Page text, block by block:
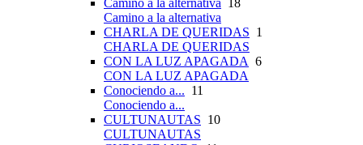
Camino a la alternativa 18
Camino a la alternativa
CHARLA DE QUERIDAS 1
CHARLA DE QUERIDAS
CON LA LUZ APAGADA 6
CON LA LUZ APAGADA
Conociendo a... 11
Conociendo a...
CULTUNAUTAS 10
CULTUNAUTAS